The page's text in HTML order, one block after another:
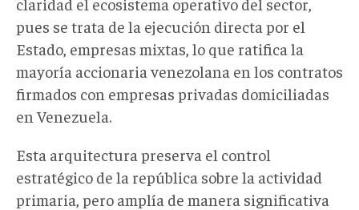
pues se trata de la ejecución directa por el
Estado, empresas mixtas, lo que ratifica la
mayoría accionaria venezolana en los contratos
firmados con empresas privadas domiciliadas
en Venezuela.
Esta arquitectura preserva el control
estratégico de la república sobre la actividad
primaria, pero amplía de manera significativa